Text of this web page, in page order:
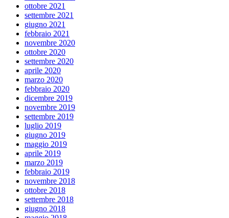
ottobre 2021
settembre 2021
giugno 2021
febbraio 2021
novembre 2020
ottobre 2020
settembre 2020
aprile 2020
marzo 2020
febbraio 2020
dicembre 2019
novembre 2019
settembre 2019
luglio 2019
giugno 2019
maggio 2019
aprile 2019
marzo 2019
febbraio 2019
novembre 2018
ottobre 2018
settembre 2018
giugno 2018